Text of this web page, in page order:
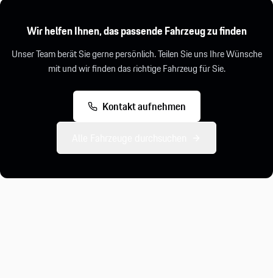
Wir helfen Ihnen, das passende Fahrzeug zu finden
Unser Team berät Sie gerne persönlich. Teilen Sie uns Ihre Wünsche
mit und wir finden das richtige Fahrzeug für Sie.
Kontakt aufnehmen